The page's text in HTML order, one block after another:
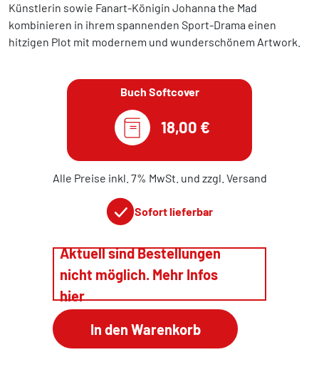
Künstlerin sowie Fanart-Königin Johanna the Mad
kombinieren in ihrem spannenden Sport-Drama einen
hitzigen Plot mit modernem und wunderschönem Artwork.
Buch Softcover
18,00 €
Alle Preise inkl. 7% MwSt. und zzgl. Versand
Sofort lieferbar
Aktuell sind Bestellungen
nicht möglich. Mehr Infos
hier